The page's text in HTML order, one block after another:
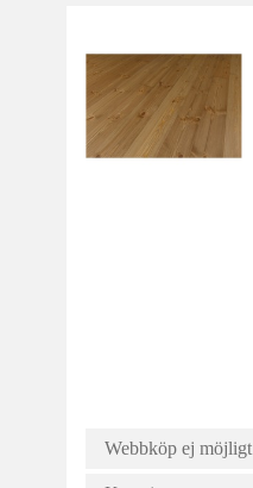
Webbköp ej möjligt